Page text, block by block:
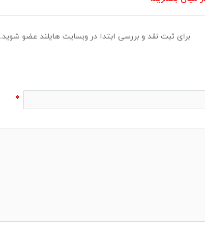
برای ثبت نقد و بررسی ابتدا در وبسایت هایلند عضو شوید.
*